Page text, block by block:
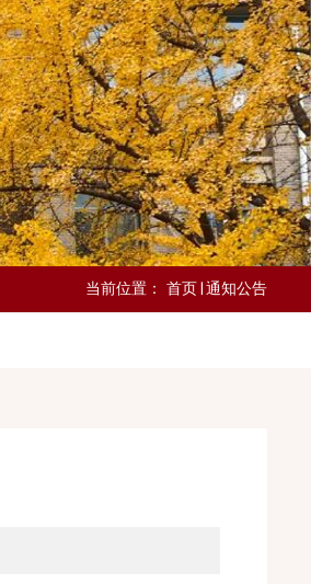
当前位置： 首页 通知公告